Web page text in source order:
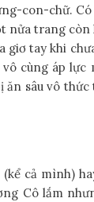
con-chữ.
nửa trang còn
tay khi
cùng áp lực
sâu vô
cả mình)
Cô lắm